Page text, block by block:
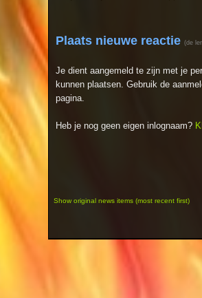
Plaats nieuwe reactie (de
Je dient aangemeld te zijn met je
kunnen plaatsen. Gebruik de
pagina.
Heb je nog geen eigen inlognaam?
Show original news items (most recent first)